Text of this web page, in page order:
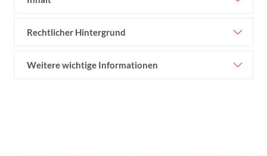
Rechtlicher Hintergrund
Weitere wichtige Informationen